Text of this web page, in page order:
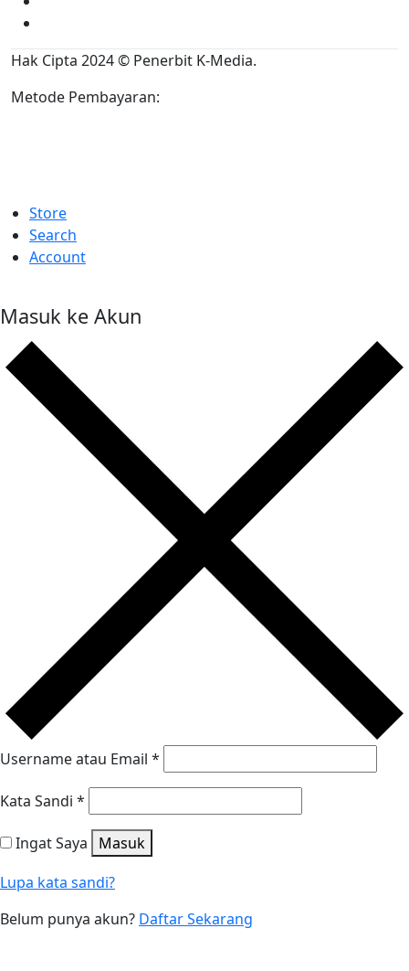
Hak Cipta 2024 © Penerbit K-Media.
Metode Pembayaran:
Store
Search
Account
Masuk ke Akun
Username atau Email *
Kata Sandi *
Ingat Saya
Masuk
Lupa kata sandi?
Belum punya akun? Daftar Sekarang